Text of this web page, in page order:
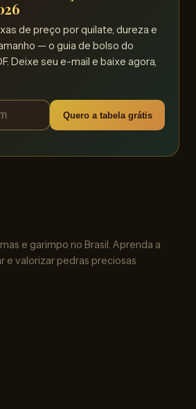
de preço por quilate, dureza e
— o guia de bolso do
Deixe seu e-mail e baixe agora,
Quero a tabela grátis
e garimpo no Brasil. Aprenda a
e valorizar pedras preciosas